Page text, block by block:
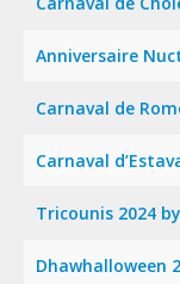
Anniversaire
Carnaval de
Carnaval
Tricounis 2024
Dhawhalloween